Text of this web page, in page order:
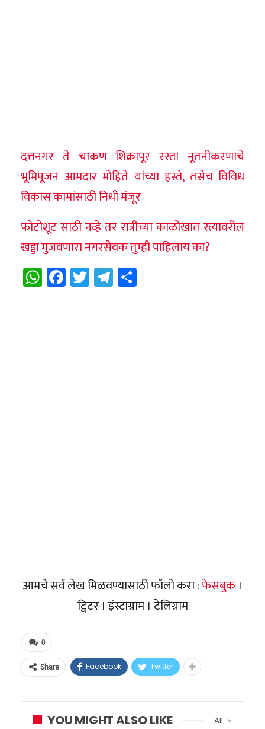
दत्तनगर ते चाकण शिक्रापूर रस्ता नूतनीकरणाचे
भूमिपूजन आमदार मोहिते यांच्या हस्ते, तसेच विविध
विकास कामांसाठी निधी मंजूर
फोटोशूट साठी नव्हे तर रात्रीच्या काळोखात रत्यावरील
खड्डा मुजवणारा नगरसेवक तुम्ही पाहिलाय का?
WhatsApp
Facebook
TwitterTelegram
आमचे सर्व लेख मिळवण्यासाठी फॉलो करा :फेसबुक ।
ट्विटर । इंस्टाग्राम । टेलिग्राम
0
Share Facebook Twitter
All
YOU MIGHT ALSO LIKE